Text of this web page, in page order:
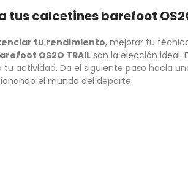
tus calcetines barefoot
tu rendimiento, mejorar tu
OS2O TRAIL son la elección ideal.
actividad. Da el siguiente paso hacia
el mundo del deporte.